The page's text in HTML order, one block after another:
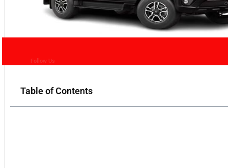
Follow Us
Table of Contents